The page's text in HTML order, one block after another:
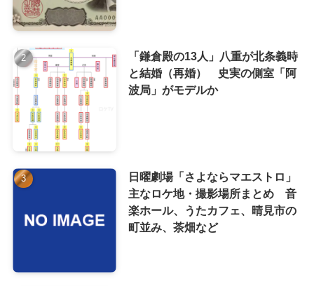
「鎌倉殿の13人」八重が北条義時
と結婚（再婚） 史実の側室「阿
波局」がモデルか
日曜劇場「さよならマエストロ」
主なロケ地・撮影場所まとめ 音
楽ホール、うたカフェ、晴見市の
町並み、茶畑など